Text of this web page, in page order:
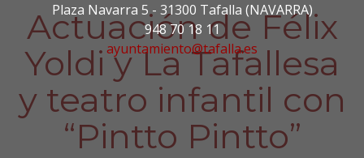
Plaza Navarra 5 - 31300 Tafalla (NAVARRA)
948 70 18 11
ayuntamiento@tafalla.es
Actuación de Félix
Yoldi y La Tafallesa
y teatro infantil con
“Pintto Pintto”